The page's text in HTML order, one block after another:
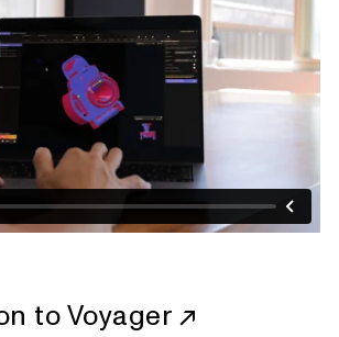
to Voyager ↗